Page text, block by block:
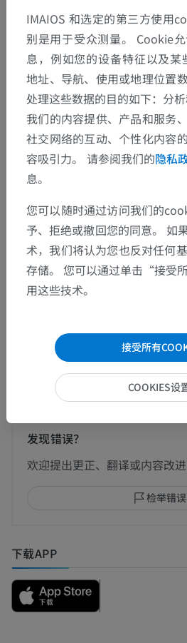
解剖层次
人体解剖学2
人体> 肌肉骨骼系统> 肌肉
盆肌> 会阴肌> 泌尿生殖三角
会阴浅隙
会阴深隙
人体解剖学1
发现错误？
欢迎提出更正、翻译或内容改进
检举错误
下载APP
IMAIOS 和选定的第三方使用
别是用于受众测量。 Cookie
息，例如您的设备特征以及
地址、导航、使用或地理位置
处理这些数据的目的如下：分
我们的内容提供、产品和服务
社交网络的互动、个性化内容
容吸引力。 请参阅我们的隐私
息。
您可以随时通过访问我们的
予、拒绝或撤回您的同意。 如
术，我们将认为您也反对任何
存储。 您可以通过单击“接受
用这些技术。
接受所有
COOKIES设